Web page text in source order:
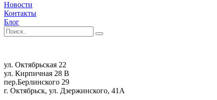
Новости
Контакты
Блог
ул. Октябрьская 22
ул. Кирпичная 28 В
пер.Берлинского 29
г. Октябрьск, ул. Дзержинского, 41А